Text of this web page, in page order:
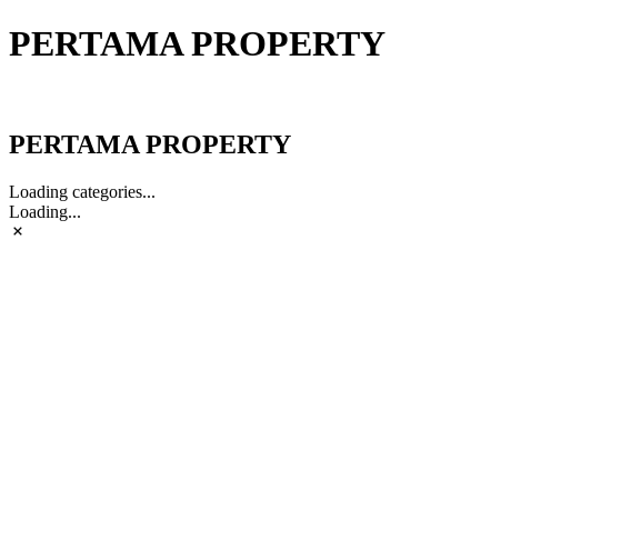
PERTAMA PROPERTY
PERTAMA PROPERTY
Loading categories...
Loading...